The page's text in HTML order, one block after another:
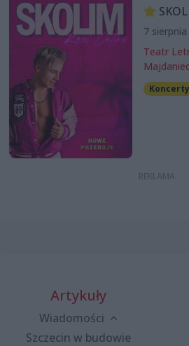
7
Teatr
Majdaniec
Koncerty
Artykuły
Wiadomości
Szczecin w budowie